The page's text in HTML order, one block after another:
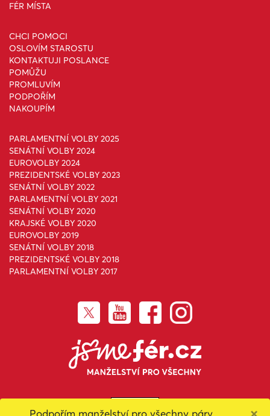
FÉR MÍSTA
CHCI POMOCI
OSLOVÍM STAROSTU
KONTAKTUJI POSLANCE
POMŮŽU
PROMLUVÍM
PODPOŘÍM
NAKOUPÍM
PARLAMENTNÍ VOLBY 2025
SENÁTNÍ VOLBY 2024
EUROVOLBY 2024
PREZIDENTSKÉ VOLBY 2023
SENÁTNÍ VOLBY 2022
PARLAMENTNÍ VOLBY 2021
SENÁTNÍ VOLBY 2020
KRAJSKÉ VOLBY 2020
EUROVOLBY 2019
SENÁTNÍ VOLBY 2018
PREZIDENTSKÉ VOLBY 2018
PARLAMENTNÍ VOLBY 2017